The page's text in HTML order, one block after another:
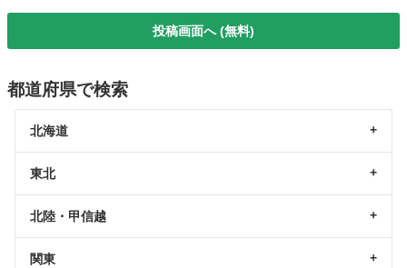
投稿画面へ (無料)
都道府県で検索
北海道
東北
北陸・甲信越
関東